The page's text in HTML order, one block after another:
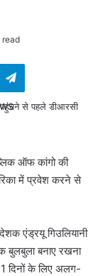
read
ऑफ कांगो की
में प्रवेश करने से
एंड्रयू गिउलियानी
बुलबुला बनाए रखना
दिनों के लिए अलग-